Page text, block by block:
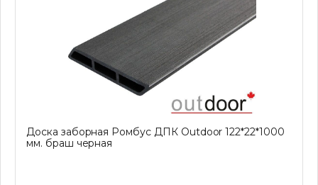
Доска заборная Ромбус ДПК Outdoor 122*22*1000
мм. браш черная